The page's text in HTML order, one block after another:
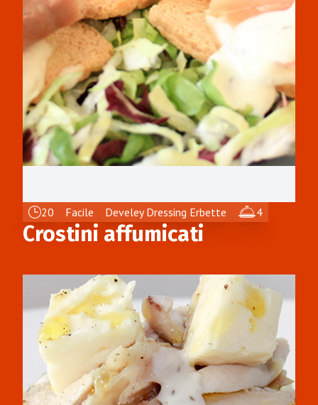
20 Facile Develey Dressing Erbette 4
Crostini affumicati